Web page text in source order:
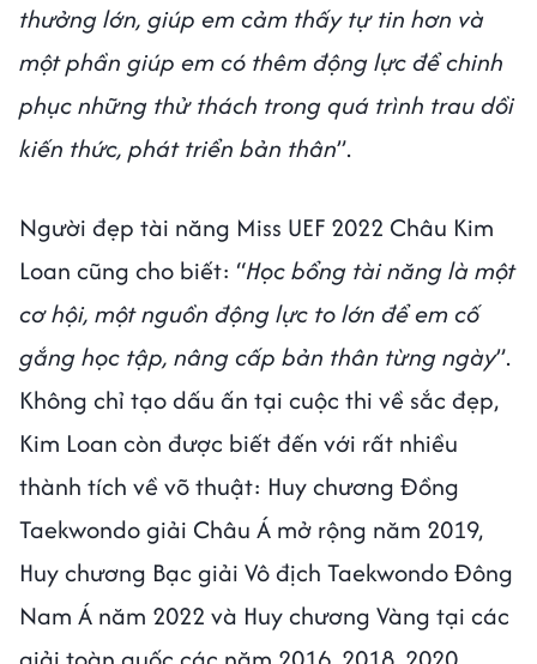
thưởng lớn, giúp em cảm thấy tự tin hơn và
một phần giúp em có thêm động lực để chinh
phục những thử thách trong quá trình trau dồi
kiến thức, phát triển bản thân”.
Người đẹp tài năng Miss UEF 2022 Châu Kim
Loan cũng cho biết: “Học bổng tài năng là một
cơ hội, một nguồn động lực to lớn để em cố
gắng học tập, nâng cấp bản thân từng ngày”.
Không chỉ tạo dấu ấn tại cuộc thi về sắc đẹp,
Kim Loan còn được biết đến với rất nhiều
thành tích về võ thuật: Huy chương Đồng
Taekwondo giải Châu Á mở rộng năm 2019,
Huy chương Bạc giải Vô địch Taekwondo Đông
Nam Á năm 2022 và Huy chương Vàng tại các